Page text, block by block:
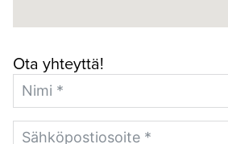
Ota yhteyttä!